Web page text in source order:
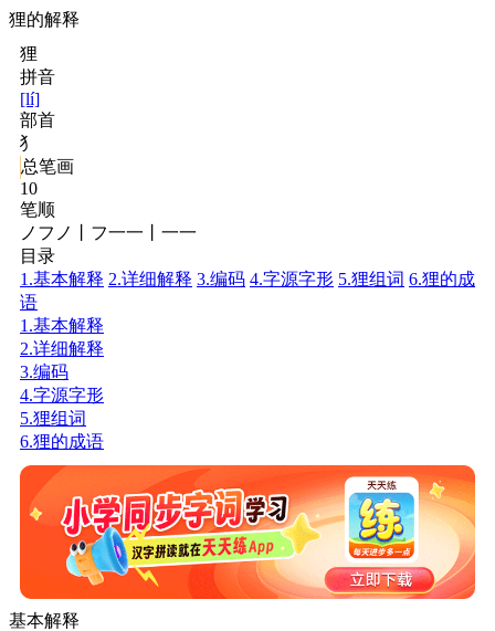
狸的解释
狸
拼音
[lí]
部首
犭
总笔画
10
笔顺
ノフノ丨フ一一丨一一
目录
1.基本解释 2.详细解释 3.编码 4.字源字形 5.狸组词 6.狸的成
语
1.基本解释
2.详细解释
3.编码
4.字源字形
5.狸组词
6.狸的成语
基本解释